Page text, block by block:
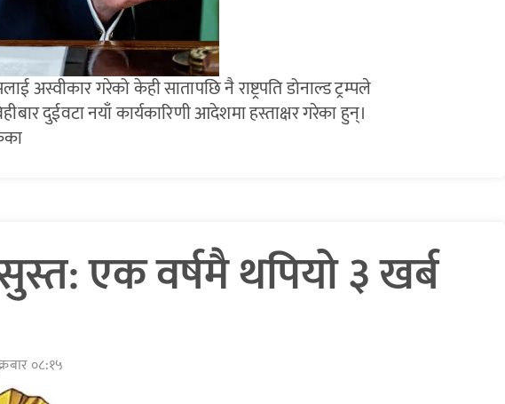
अस्वीकार गरेको केही सातापछि नै राष्ट्रपति डोनाल्ड ट्रम्पले
दुईवटा नयाँ कार्यकारिणी आदेशमा हस्ताक्षर गरेका हुन्।
एक वर्षमै थपियो ३ खर्ब
०८:१५